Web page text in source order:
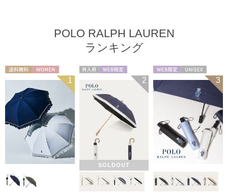
POLO RALPH LAUREN
ランキング
1
WOMEN
2
SOLDOUT
3